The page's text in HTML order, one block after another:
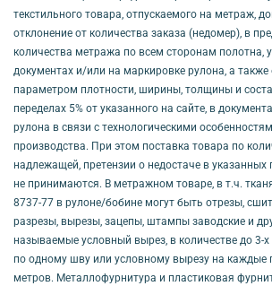
текстильного товара, отпускаемого на метраж,
отклонение от количества заказа (недомер), в
количества метража по всем сторонам полотна,
документах и/или на маркировке рулона, а также
параметром плотности, ширины, толщины и
переделах 5% от указанного на сайте, в
рулона в связи с технологическими
производства. При этом поставка товара по
надлежащей, претензии о недостаче в
не принимаются. В метражном товаре, в т.ч.
8737-77 в рулоне/бобине могут быть отрезы,
разрезы, вырезы, зацепы, штампы заводские и
называемые условный вырез, в количестве до 3-
по одному шву или условному вырезу на каждые
метров. Металлофурнитура и пластиковая